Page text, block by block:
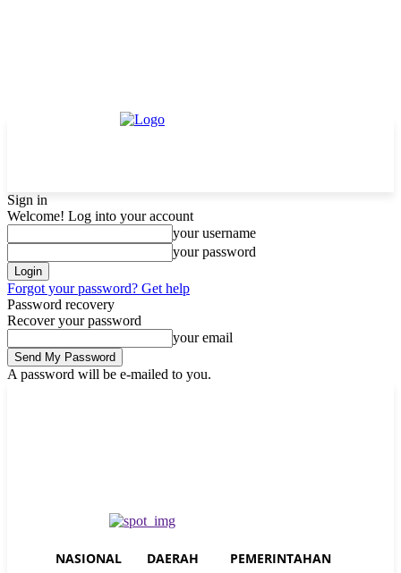
Sign in
Welcome! Log into your account
your username
your password
Forgot your password? Get help
Password recovery
Recover your password
your email
A password will be e-mailed to you.
NASIONAL DAERAH PEMERINTAHAN